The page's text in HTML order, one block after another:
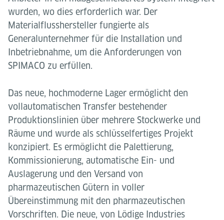
wurden, wo dies erforderlich war. Der
Materialflusshersteller fungierte als
Generalunternehmer für die Installation und
Inbetriebnahme, um die Anforderungen von
SPIMACO zu erfüllen.
Das neue, hochmoderne Lager ermöglicht den
vollautomatischen Transfer bestehender
Produktionslinien über mehrere Stockwerke und
Räume und wurde als schlüsselfertiges Projekt
konzipiert. Es ermöglicht die Palettierung,
Kommissionierung, automatische Ein- und
Auslagerung und den Versand von
pharmazeutischen Gütern in voller
Übereinstimmung mit den pharmazeutischen
Vorschriften. Die neue, von Lödige Industries